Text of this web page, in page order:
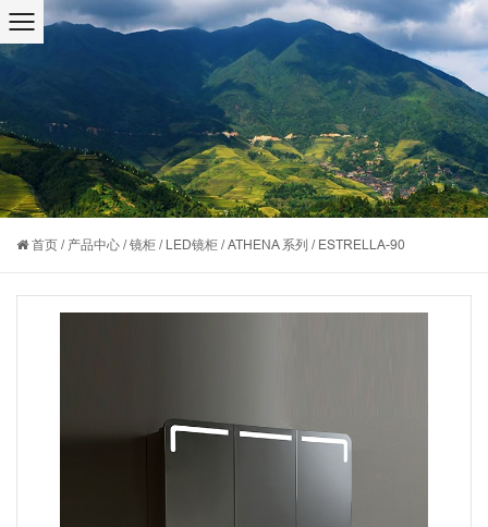
首页 / 产品中心 /镜柜 / LED镜柜 /ATHENA 系列 / ESTRELLA-90